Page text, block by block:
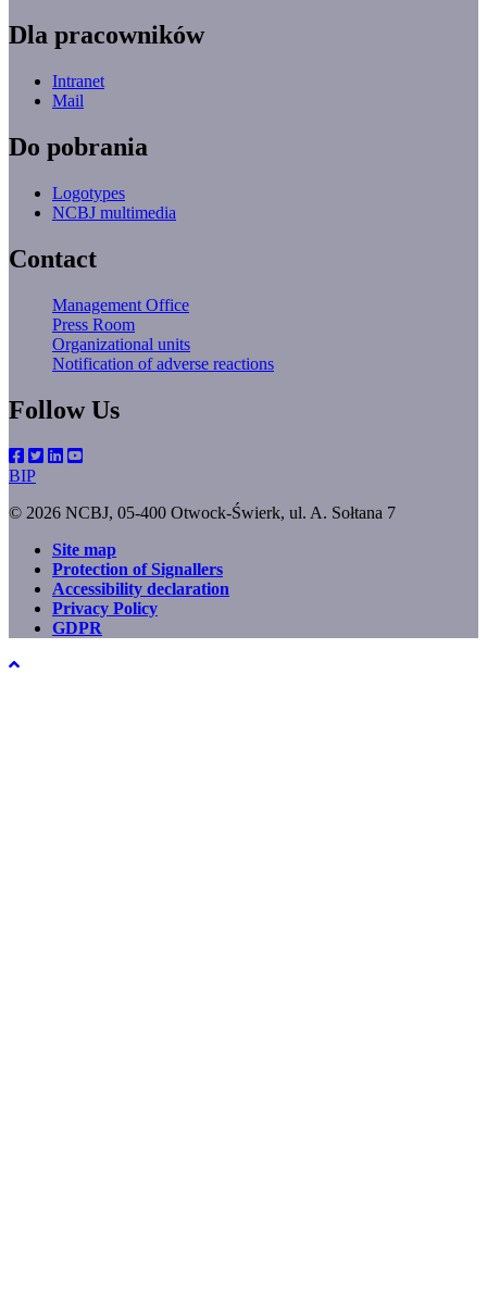
Dla pracowników
Intranet
Mail
Do pobrania
Logotypes
NCBJ multimedia
Contact
Management Office
Press Room
Organizational units
Notification of adverse reactions
Follow Us
BIP
© 2026 NCBJ, 05-400 Otwock-Świerk, ul. A. Sołtana 7
Footer
menu
Site map
Protection of Signallers
Accessibility declaration
Privacy Policy
GDPR